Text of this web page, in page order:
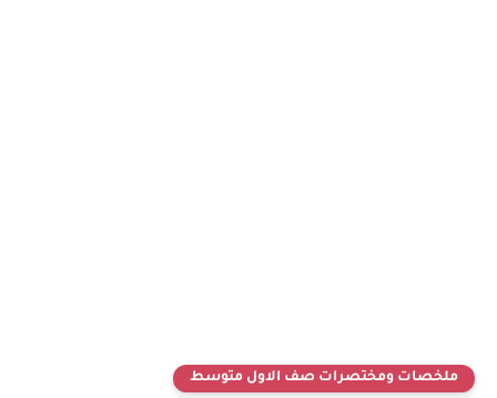
ملخصات ومختصرات صف الاول متوسط